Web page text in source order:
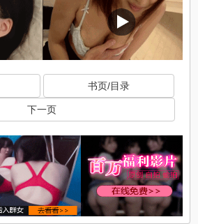
书页/目录
下一页